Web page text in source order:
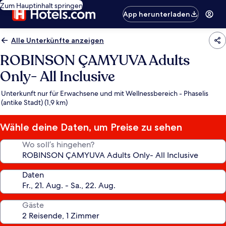
Zum Hauptinhalt springen
App herunterladen
Alle Unterkünfte anzeigen
ROBINSON ÇAMYUVA Adults
Only- All Inclusive
Unterkunft nur für Erwachsene und mit Wellnessbereich - Phaselis
(antike Stadt) (1,9 km)
Wähle deine Daten, um Preise zu sehen
Wo soll’s hingehen?
Daten
Gäste